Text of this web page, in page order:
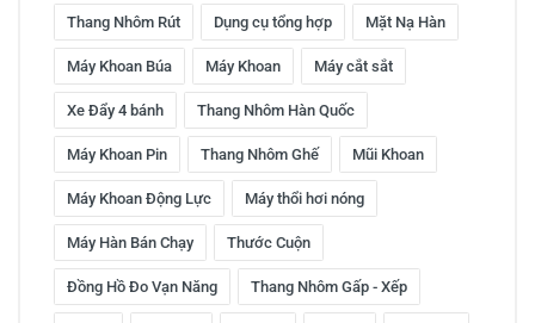
Thang Nhôm Rút Dụng cụ tổng hợp Mặt Nạ Hàn
Máy Khoan Búa Máy Khoan Máy cắt sắt
Xe Đẩy 4 bánh Thang Nhôm Hàn Quốc
Máy Khoan Pin Thang Nhôm Ghế Mũi Khoan
Máy Khoan Động Lực Máy thổi hơi nóng
Máy Hàn Bán Chạy Thước Cuộn
Đồng Hồ Đo Vạn Năng Thang Nhôm Gấp - Xếp